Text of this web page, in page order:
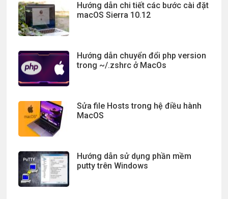
Hướng dẫn chi tiết các bước cài đặt
macOS Sierra 10.12
Hướng dẫn chuyển đổi php version
trong ~/.zshrc ở MacOs
Sửa file Hosts trong hệ điều hành
MacOS
Hướng dẫn sử dụng phần mềm
putty trên Windows